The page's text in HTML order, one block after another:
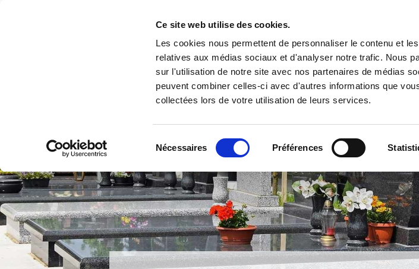
Ce site web utilise des cookies.
Les cookies nous permettent de personnaliser le contenu et
relatives aux médias sociaux et d'analyser notre trafic. Nous
sur l'utilisation de notre site avec nos partenaires de médias
peuvent combiner celles-ci avec d'autres informations que
collectées lors de votre utilisation de leurs services.
du
Nécessaires Préférences
Pompes funèbres de